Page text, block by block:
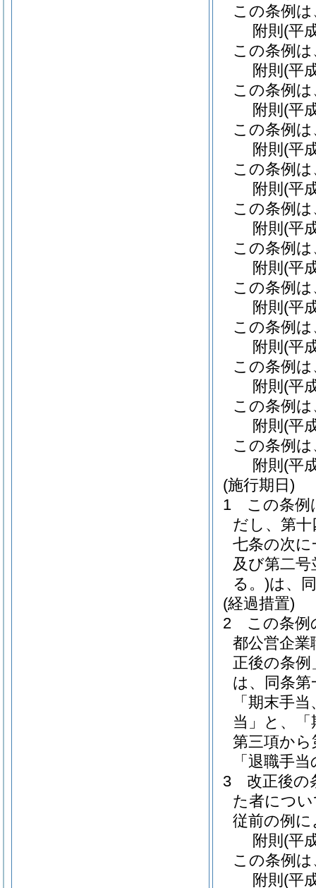
この条例
附則 (平
この条例
附則 (平
この条例
附則 (平
この条例
附則 (平
この条例
附則 (平
この条例
附則 (平
この条例
附則 (平
この条例
附則 (平
この条例
附則 (平
この条例
附則 (平
この条例
附則 (平
この条例
附則 (平
(施行期日)
1
この条例
だし、第
七条の次
及び第二
る。)は、
(経過措置)
2
この条
都公営企
正後の条
は、同条
「期末手
当」と、
第三項か
「退職手
3
改正後の
た者につ
従前の例
附則 (平
この条例
附則 (平